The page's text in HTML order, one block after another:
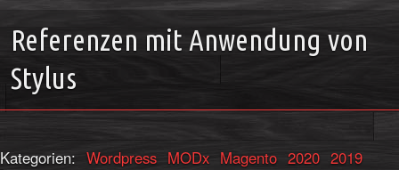
Referenzen mit Anwendung von
Stylus
Kategorien: Wordpress MODx Magento 2020 2019